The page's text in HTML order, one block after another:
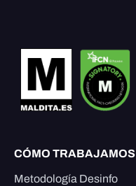
CÓMO TRABAJAMOS
Metodología Desinfo